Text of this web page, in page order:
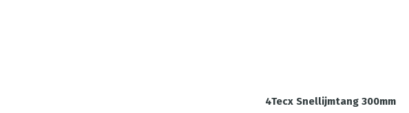
4Tecx Snellijmtang 300mm